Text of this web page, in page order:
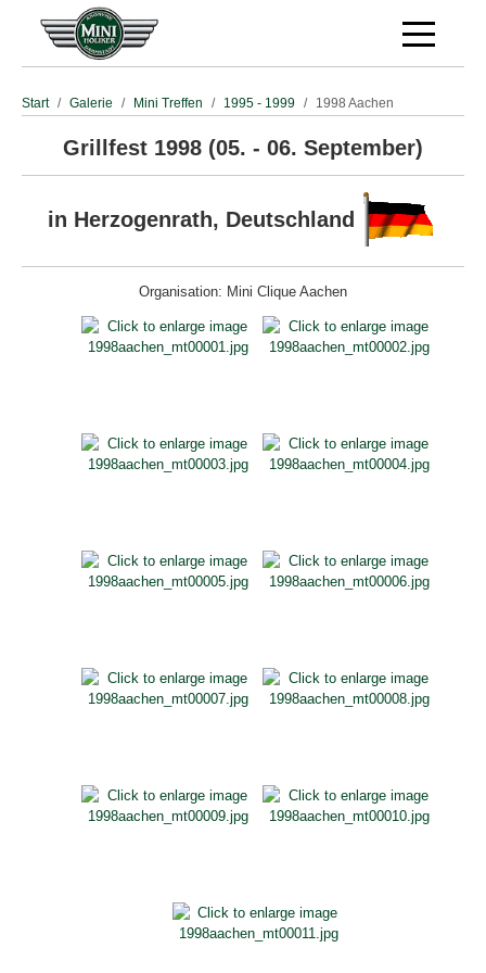
Off-
Start Galerie Mini Treffen 1995 - 1999 1998 Aachen
Grillfest 1998 (05. - 06. September)
in Herzogenrath, Deutschland
Organisation: Mini Clique Aachen